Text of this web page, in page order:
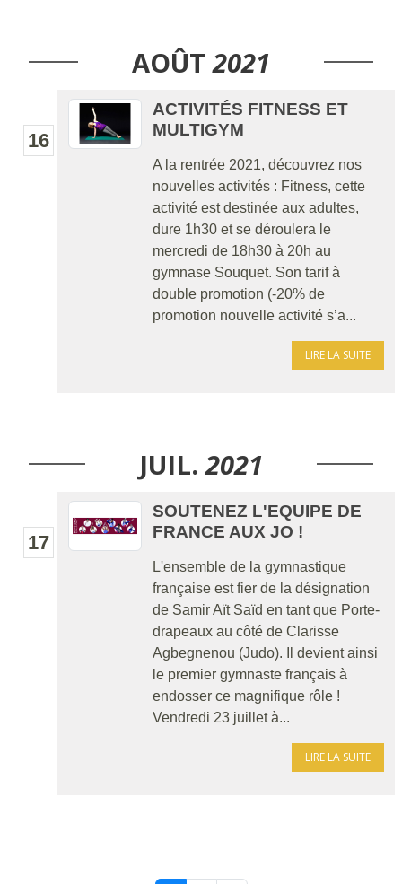
AOÛT 2021
16
ACTIVITÉS FITNESS ET
MULTIGYM
A la rentrée 2021, découvrez nos
nouvelles activités : Fitness, cette
activité est destinée aux adultes,
dure 1h30 et se déroulera le
mercredi de 18h30 à 20h au
gymnase Souquet. Son tarif à
double promotion (-20% de
promotion nouvelle activité s’a...
LIRE LA SUITE
JUIL. 2021
17
SOUTENEZ L'EQUIPE DE
FRANCE AUX JO !
L'ensemble de la gymnastique
française est fier de la désignation
de Samir Aït Saïd en tant que Porte-
drapeaux au côté de Clarisse
Agbegnenou (Judo). Il devient ainsi
le premier gymnaste français à
endosser ce magnifique rôle !
Vendredi 23 juillet à...
LIRE LA SUITE